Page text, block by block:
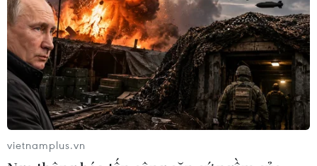
TIN LIÊN QUAN
vietnamplus.vn